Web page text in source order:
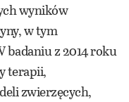
wyników
w tym
badaniu z 2014 roku
terapii,
zwierzęcych,